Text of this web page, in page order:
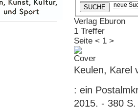
neue
Verlag Eburon
1 Treffer
Seite < 1 >
Keulen, Karel
: ein
2015. - 380 S.